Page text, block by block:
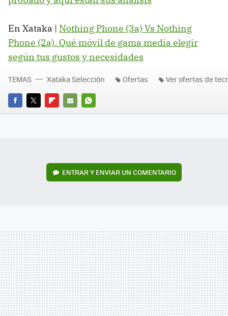
En Xataka | Nothing Phone (3a) Vs Nothing
Phone (2a). Qué móvil de gama media elegir
según tus gustos y necesidades
FACEBOOK
TWITTERFLIPBOARD
E-
WHATSAPP
TEMAS Xataka Selección Ofertas Ver ofertas de
ENTRAR Y ENVIAR UN COMENTARIO